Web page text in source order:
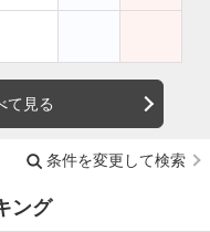
て見る
条件を変更して検索
ング